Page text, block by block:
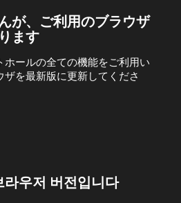
が、ご利用のブラウザ
ます
ホールの全ての機能をご利用い
を最新版に更新してくださ
라우저 버전입니다